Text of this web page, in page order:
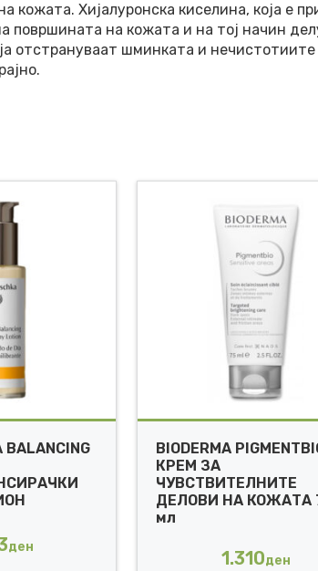
кожата. Хијалуронска киселина, која е
на кожата и на тој начин
шминката и
BALANCING
ден
BIODERMA
КРЕМ ЗА
ЧУВСТВИТЕЛНИТЕ
ДЕЛОВИ НА КОЖАТА
мл
1.310ден